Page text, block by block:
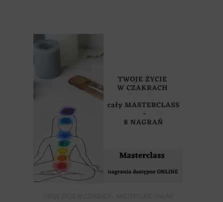
TWOJE ŻYCIE W CZAKRACH - MASTERCLASS ONLINE